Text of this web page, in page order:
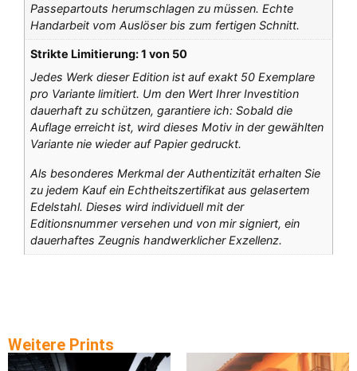
Passepartouts herumschlagen zu müssen. Echte
Handarbeit vom Auslöser bis zum fertigen Schnitt.
Strikte Limitierung: 1 von 50
Jedes Werk dieser Edition ist auf exakt 50 Exemplare
pro Variante limitiert. Um den Wert Ihrer Investition
dauerhaft zu schützen, garantiere ich: Sobald die
Auflage erreicht ist, wird dieses Motiv in der gewählten
Variante nie wieder auf Papier gedruckt.
Als besonderes Merkmal der Authentizität erhalten Sie
zu jedem Kauf ein Echtheitszertifikat aus gelasertem
Edelstahl. Dieses wird individuell mit der
Editionsnummer versehen und von mir signiert, ein
dauerhaftes Zeugnis handwerklicher Exzellenz.
Weitere Prints